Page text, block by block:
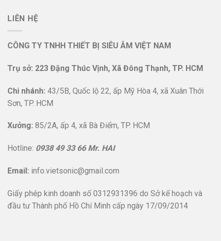
LIÊN HỆ
CÔNG TY TNHH THIẾT BỊ SIÊU ÂM VIỆT NAM
Trụ sở: 223 Đặng Thúc Vịnh, Xã Đông Thạnh, TP. HCM
Chi nhánh: 43/5B, Quốc lộ 22, ấp Mỹ Hòa 4, xã Xuân Thới
Sơn, TP. HCM
Xưởng: 85/2A, ấp 4, xã Bà Điểm, TP. HCM
Hotline: 0938 49 33 66 Mr. HAI
Email: info.vietsonic@gmail.com
Giấy phép kinh doanh số 0312931396 do Sở kế hoạch và
đầu tư Thành phố Hồ Chí Minh cấp ngày 17/09/2014